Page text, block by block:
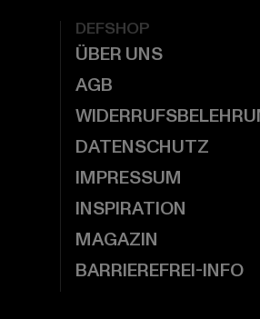
DEFSHOP
ÜBER UNS
AGB
DATENSCHUTZ
IMPRESSUM
INSPIRATION
MAGAZIN
BARRIEREFREI-INFO